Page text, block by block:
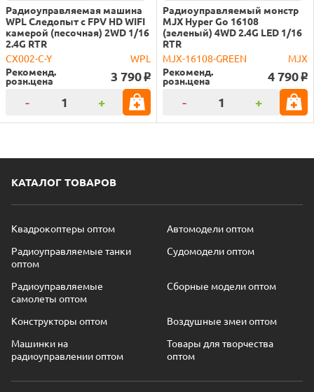
Радиоуправляемая машина
WPL Следопыт с FPV HD WIFI
камерой (песочная) 2WD 1/16
2.4G RTR
CX002-C-Y
WPL
Рекоменд.
розн.цена 3 790 o
- +
Радиоуправляемый монстр
MJX Hyper Go 16108
(зеленый) 4WD 2.4G LED 1/16
RTR
MJX-16108-GREEN
MJX
Рекоменд.
розн.цена 4 790 o
- +
КАТАЛОГ ТОВАРОВ
Квадрокоптеры оптом
Автомодели оптом
Радиоуправляемые танки
оптом
Судомодели оптом
Радиоуправляемые
самолеты оптом
Сборные модели оптом
Конструкторы оптом
Воздушные змеи оптом
Машинки на
радиоуправлении оптом
Товары для творчества
оптом